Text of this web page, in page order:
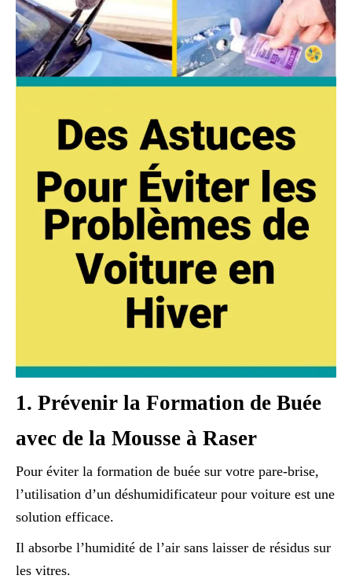
1. Prévenir la Formation de Buée
avec de la Mousse à Raser
Pour éviter la formation de buée sur votre pare-brise,
l’utilisation d’un déshumidificateur pour voiture est une
solution efficace.
Il absorbe l’humidité de l’air sans laisser de résidus sur
les vitres.